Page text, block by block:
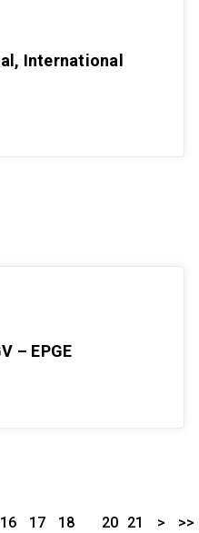
International
– EPGE
16 17
18
20 21 > >>